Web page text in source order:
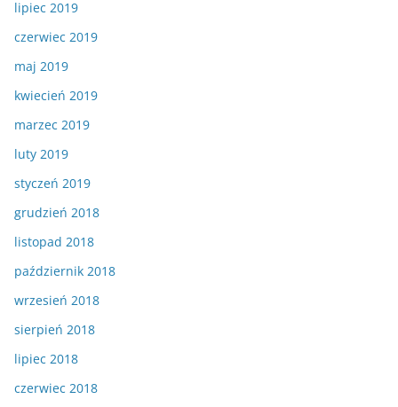
lipiec 2019
czerwiec 2019
maj 2019
kwiecień 2019
marzec 2019
luty 2019
styczeń 2019
grudzień 2018
listopad 2018
październik 2018
wrzesień 2018
sierpień 2018
lipiec 2018
czerwiec 2018